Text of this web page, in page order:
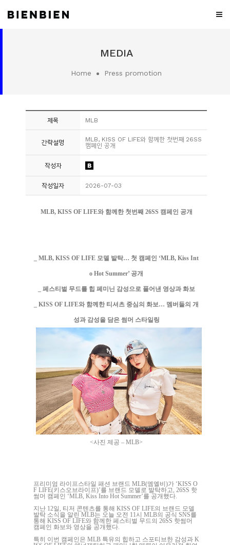
MEDIA
Home Press promotion
제목 MLB
간략설명
MLB, KISS OF LIFE와 함께한 첫번째 26SS
캠페인 공개
작성자
작성일자 2026-07-03
MLB, KISS OF LIFE와 함께한 첫번째 26SS 캠페인 공개
_ MLB, KISS OF LIFE 모델 발탁… 첫 캠페인 ‘MLB, Kiss Int
o Hot Summer’ 공개
_ 페스티벌 무드를 힙 페미닌 감성으로 풀어낸 영상과 화보
_ KISS OF LIFE와 함께한 티셔츠 중심의 화보… 멤버들의 개
성과 감성을 담은 썸머 스타일링
<사진 제공 – MLB>
프리미엄 라이프스타일 패션 브랜드 MLB(엠엘비)가 ‘KISS O
F LIFE(키스오브라이프)’를 브랜드 모델로 발탁하고, 26SS 핫
썸머 캠페인 ‘MLB, Kiss Into Hot Summer’를 공개했다.
지난 12일, 티저 콘텐츠를 통해 KISS OF LIFE의 브랜드 모델
발탁 소식을 알린 MLB는 오늘 오전 11시 MLB의 공식 SNS를
통해 KISS OF LIFE와 함께한 페스티벌 무드의 26SS 핫썸머
캠페인 화보와 영상을 공개했다.
특히 이번 캠페인은 MLB 특유의 힙하고 스포티브한 감성과 K
PROJECT
CONTACT
CAREER